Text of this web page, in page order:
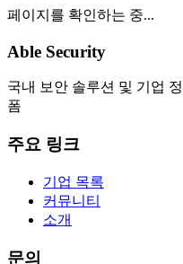
페이지를 확인하는 중...
Able Security
국내 보안 솔루션 및 기업
폼
주요 링크
기업 목록
커뮤니티
소개
문의